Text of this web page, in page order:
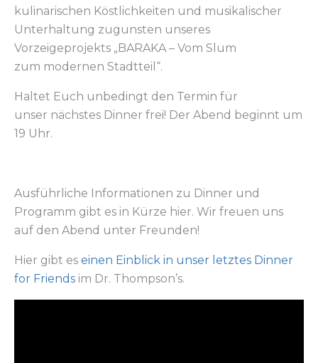
kulinarischen Köstlichkeiten und musikalischer
Unterhaltung zugunsten unseres
Vorzeigeprojekts „BARAKA – Vom Slum
zum modernen Stadtteil“.
Haltet Euch unbedingt den Termin für
unser nächstes Dinner frei! Der Abend beginnt um
19 Uhr.
Ausführliche Informationen zu Dinner und
Programm gibt es in Kürze hier. Wir freuen uns
auf den Abend unter Freunden!
Hier gibt es einen Einblick in unser letztes Dinner
for Friends im Dr. Thompson’s.